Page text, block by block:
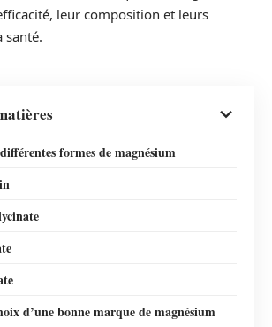
leur composition et leurs
santé.
formes de magnésium
d’une bonne marque de magnésium